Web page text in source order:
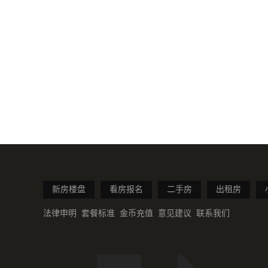
新房楼盘 看房报名 二手房 出租房
法律申明 套餐标准 金币充值 意见建议 联系我们